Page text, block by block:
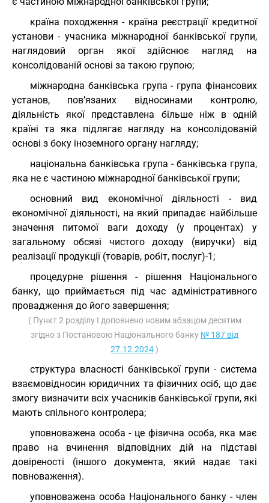
країна походження - країна реєстрації кредитної
установи - учасника міжнародної банківської групи,
наглядовий орган якої здійснює нагляд на
консолідованій основі за такою групою;
міжнародна банківська група - група фінансових
установ, пов’язаних відносинами контролю,
діяльність якої представлена більше ніж в одній
країні та яка підлягає нагляду на консолідованій
основі з боку іноземного органу нагляду;
національна банківська група - банківська група,
яка не є частиною міжнародної банківської групи;
основний вид економічної діяльності - вид
економічної діяльності, на який припадає найбільше
значення питомої ваги доходу (у процентах) у
загальному обсязі чистого доходу (виручки) від
реалізації продукції (товарів, робіт, послуг)-1;
процедурне рішення - рішення Національного
банку, що приймається під час адміністративного
провадження до його завершення;
( Пункт 2 розділу I доповнено новим абзацом десятим
згідно з Постановою Національного банку № 187 від
27.12.2024)
структура власності банківської групи - система
взаємовідносин юридичних та фізичних осіб, що дає
змогу визначити всіх учасників банківської групи, які
мають спільного контролера;
уповноважена особа - це фізична особа, яка має
право на вчинення відповідних дій на підставі
довіреності (іншого документа, який надає такі
повноваження).
уповноважена особа Національного банку - член